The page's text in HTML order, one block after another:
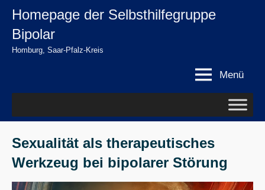
springen
Zum
springen
Homepage der Selbsthilfegruppe
Bipolar
Homburg, Saar-Pfalz-Kreis
Menü
Sexualität als therapeutisches
Werkzeug bei bipolarer Störung